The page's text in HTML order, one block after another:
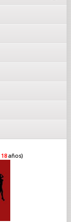
18años)